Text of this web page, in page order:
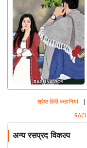
श्रेष्ठ हिंदी कहानियां |
अन्य रसप्रद विकल्प